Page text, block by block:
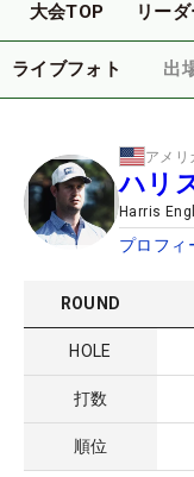
大会TOP リー
ライブフォト 出
アメリ
ハリ
Harris
プロフィ
ROUND
HOLE
打数
順位